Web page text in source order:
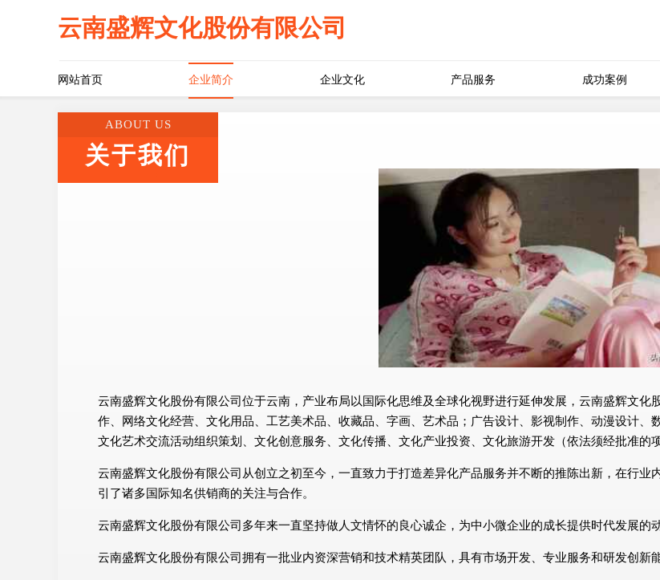
云南盛辉文化股份有限公司
网站首页 企业简介 企业文化 产品服务 成功案例
ABOUT US
关于我们
云南盛辉文化股份有限公司位于云南，产业布局以国际化思维及全球化视野进行延伸发展，云南盛辉文化
作、网络文化经营、文化用品、工艺美术品、收藏品、字画、艺术品；广告设计、影视制作、动漫设计、
文化艺术交流活动组织策划、文化创意服务、文化传播、文化产业投资、文化旅游开发（依法须经批准的
云南盛辉文化股份有限公司从创立之初至今，一直致力于打造差异化产品服务并不断的推陈出新，在行
引了诸多国际知名供销商的关注与合作。
云南盛辉文化股份有限公司多年来一直坚持做人文情怀的良心诚企，为中小微企业的成长提供时代发展的动
云南盛辉文化股份有限公司拥有一批业内资深营销和技术精英团队，具有市场开发、专业服务和研发创新能